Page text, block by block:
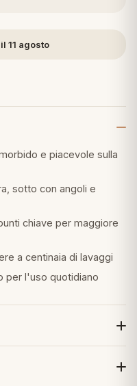
il 11 agosto
e piacevole sulla
sotto con angoli e
chiave per maggiore
a centinaia di lavaggi
per l'uso quotidiano